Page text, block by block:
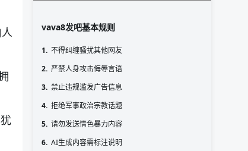
vava8发吧基本规则
1. 不得纠缠骚扰其他网友
2. 严禁人身攻击侮辱言语
3. 禁止违规滥发广告信息
4. 拒绝军事政治宗教话题
5. 请勿发送情色暴力内容
6. AI生成内容需标注说明